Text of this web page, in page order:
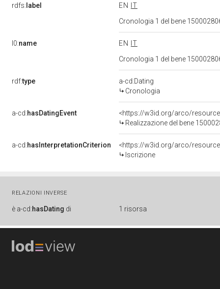
rdfs: label EN
IT
Cronologia 1 del bene
l0:name EN
IT
Cronologia 1 del bene
rdf:type
a-cd:Dating
Cronologia
a-cd:hasDatingEvent
<https://w3id.org/arco/
Realizzazione del bene
a-cd:hasInterpretationCriterion
<https://w3id.org/arco/
Iscrizione
RELAZIONI INVERSE
è a-cd:hasDating di 1 risorsa